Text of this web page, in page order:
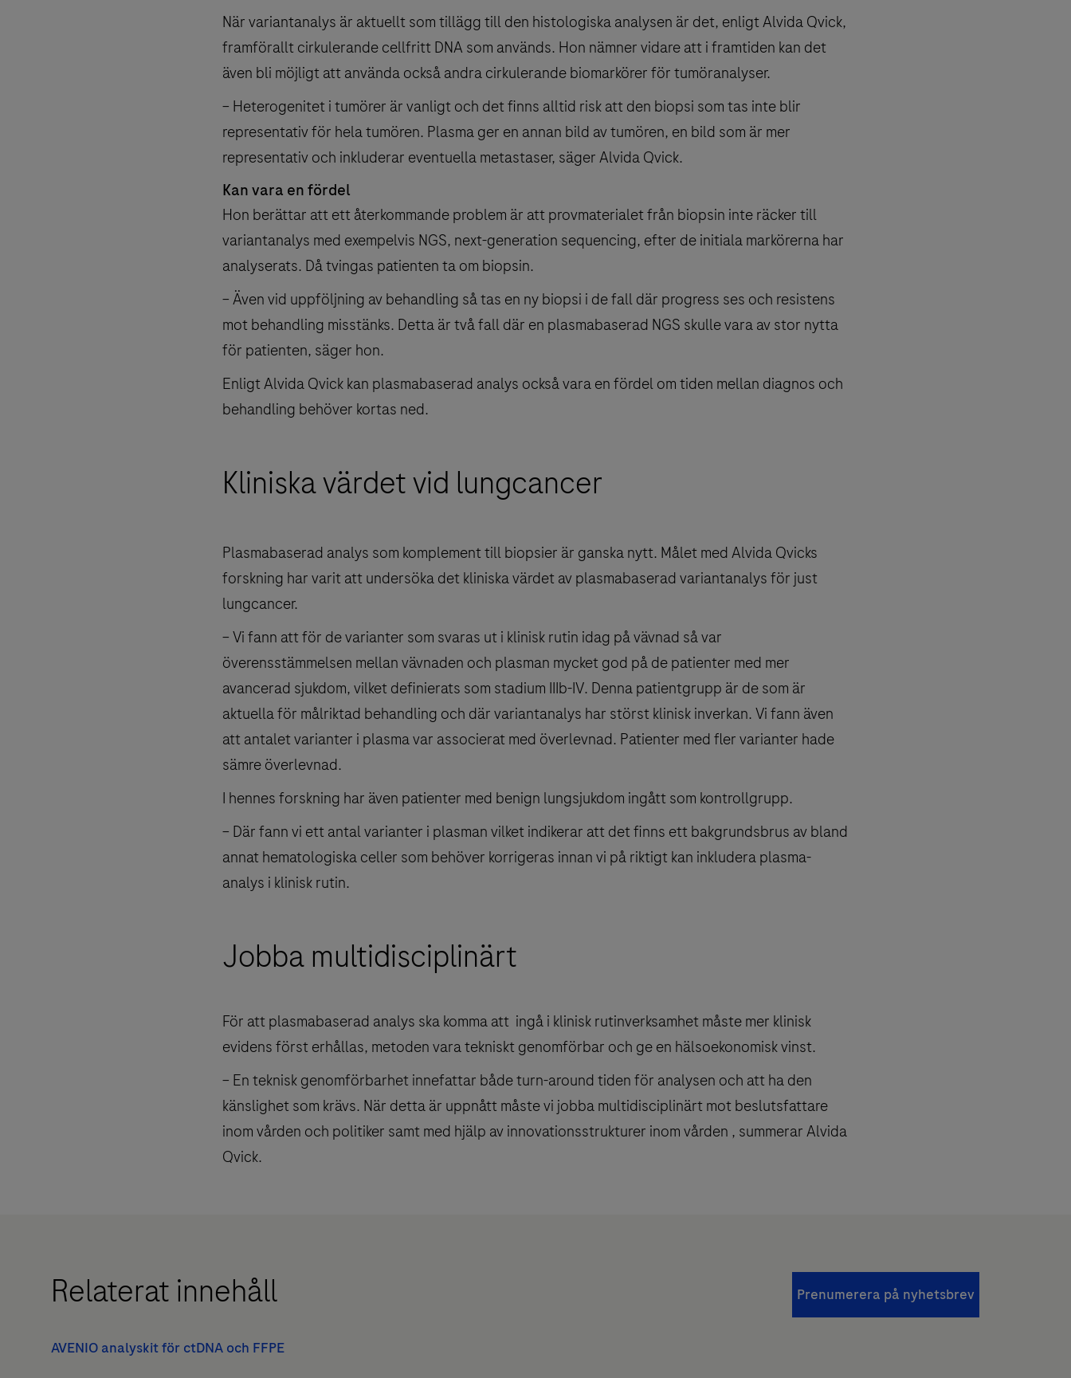
När variantanalys är aktuellt som tillägg till den histologiska analysen är det, enligt Alvida Qvick,
framförallt cirkulerande cellfritt DNA som används. Hon nämner vidare att i framtiden kan det
även bli möjligt att använda också andra cirkulerande biomarkörer för tumöranalyser.
– Heterogenitet i tumörer är vanligt och det finns alltid risk att den biopsi som tas inte blir
representativ för hela tumören. Plasma ger en annan bild av tumören, en bild som är mer
representativ och inkluderar eventuella metastaser, säger Alvida Qvick.
Kan vara en fördel
Hon berättar att ett återkommande problem är att provmaterialet från biopsin inte räcker till
variantanalys med exempelvis NGS, next-generation sequencing, efter de initiala markörerna har
analyserats. Då tvingas patienten ta om biopsin.
– Även vid uppföljning av behandling så tas en ny biopsi i de fall där progress ses och resistens
mot behandling misstänks. Detta är två fall där en plasmabaserad NGS skulle vara av stor nytta
för patienten, säger hon.
Enligt Alvida Qvick kan plasmabaserad analys också vara en fördel om tiden mellan diagnos och
behandling behöver kortas ned.
Kliniska värdet vid lungcancer
Plasmabaserad analys som komplement till biopsier är ganska nytt. Målet med Alvida Qvicks
forskning har varit att undersöka det kliniska värdet av plasmabaserad variantanalys för just
lungcancer.
– Vi fann att för de varianter som svaras ut i klinisk rutin idag på vävnad så var
överensstämmelsen mellan vävnaden och plasman mycket god på de patienter med mer
avancerad sjukdom, vilket definierats som stadium IIIb-IV. Denna patientgrupp är de som är
aktuella för målriktad behandling och där variantanalys har störst klinisk inverkan. Vi fann även
att antalet varianter i plasma var associerat med överlevnad. Patienter med fler varianter hade
sämre överlevnad.
I hennes forskning har även patienter med benign lungsjukdom ingått som kontrollgrupp.
– Där fann vi ett antal varianter i plasman vilket indikerar att det finns ett bakgrundsbrus av bland
annat hematologiska celler som behöver korrigeras innan vi på riktigt kan inkludera plasma-
analys i klinisk rutin.
Jobba multidisciplinärt
För att plasmabaserad analys ska komma att ingå i klinisk rutinverksamhet måste mer klinisk
evidens först erhållas, metoden vara tekniskt genomförbar och ge en hälsoekonomisk vinst.
– En teknisk genomförbarhet innefattar både turn-around tiden för analysen och att ha den
känslighet som krävs. När detta är uppnått måste vi jobba multidisciplinärt mot beslutsfattare
inom vården och politiker samt med hjälp av innovationsstrukturer inom vården , summerar Alvida
Qvick.
Relaterat innehåll
AVENIO analyskit för ctDNA och FFPE
Prenumerera på nyhetsbrev